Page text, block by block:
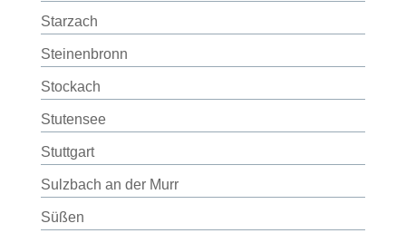
Starzach
Steinenbronn
Stockach
Stutensee
Stuttgart
Sulzbach an der Murr
Süßen